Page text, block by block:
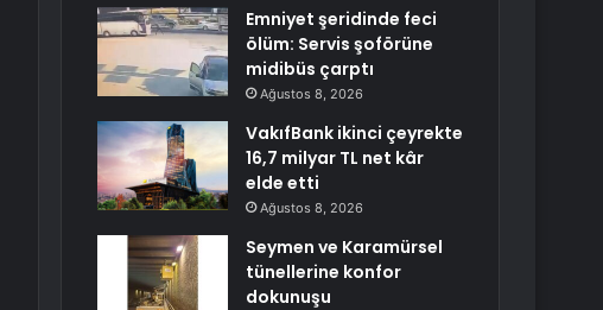
Emniyet şeridinde feci
ölüm: Servis şoförüne
midibüs çarptı
Ağustos 8, 2026
VakıfBank ikinci çeyrekte
16,7 milyar TL net kâr
elde etti
Ağustos 8, 2026
Seymen ve Karamürsel
tünellerine konfor
dokunuşu